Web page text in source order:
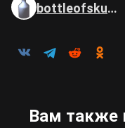
bottleofskuma
Вам также